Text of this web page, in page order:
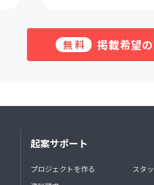
無料 掲載希望
起案サポート
プロジェクトを作る
スタ